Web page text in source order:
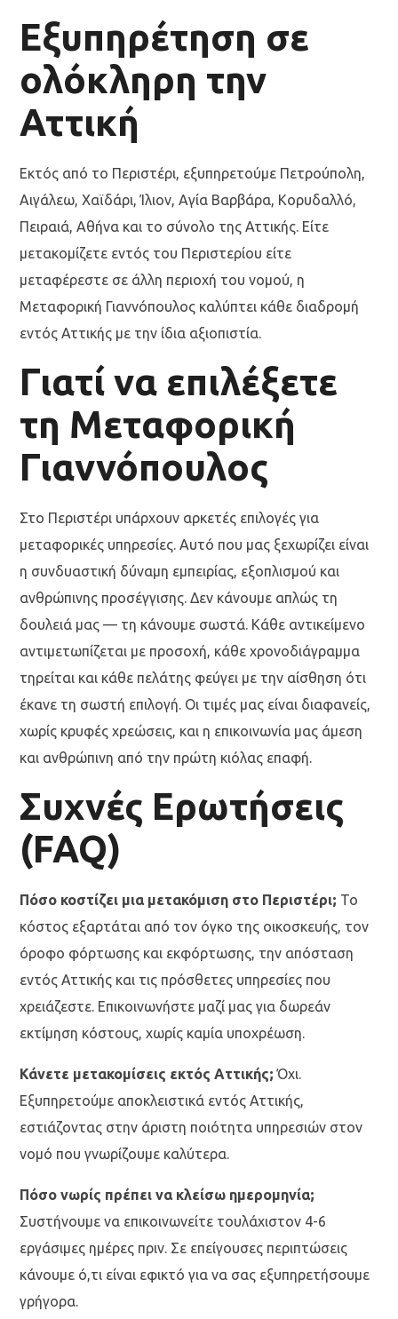
Εξυπηρέτηση σε
ολόκληρη την
Αττική
Εκτός από το Περιστέρι, εξυπηρετούμε Πετρούπολη,
Αιγάλεω, Χαϊδάρι, Ίλιον, Αγία Βαρβάρα, Κορυδαλλό,
Πειραιά, Αθήνα και το σύνολο της Αττικής. Είτε
μετακομίζετε εντός του Περιστερίου είτε
μεταφέρεστε σε άλλη περιοχή του νομού, η
Μεταφορική Γιαννόπουλος καλύπτει κάθε διαδρομή
εντός Αττικής με την ίδια αξιοπιστία.
Γιατί να επιλέξετε
τη Μεταφορική
Γιαννόπουλος
Στο Περιστέρι υπάρχουν αρκετές επιλογές για
μεταφορικές υπηρεσίες. Αυτό που μας ξεχωρίζει είναι
η συνδυαστική δύναμη εμπειρίας, εξοπλισμού και
ανθρώπινης προσέγγισης. Δεν κάνουμε απλώς τη
δουλειά μας — τη κάνουμε σωστά. Κάθε αντικείμενο
αντιμετωπίζεται με προσοχή, κάθε χρονοδιάγραμμα
τηρείται και κάθε πελάτης φεύγει με την αίσθηση ότι
έκανε τη σωστή επιλογή. Οι τιμές μας είναι διαφανείς,
χωρίς κρυφές χρεώσεις, και η επικοινωνία μας άμεση
και ανθρώπινη από την πρώτη κιόλας επαφή.
Συχνές Ερωτήσεις
(FAQ)
Πόσο κοστίζει μια μετακόμιση στο Περιστέρι; Το
κόστος εξαρτάται από τον όγκο της οικοσκευής, τον
όροφο φόρτωσης και εκφόρτωσης, την απόσταση
εντός Αττικής και τις πρόσθετες υπηρεσίες που
χρειάζεστε. Επικοινωνήστε μαζί μας για δωρεάν
εκτίμηση κόστους, χωρίς καμία υποχρέωση.
Κάνετε μετακομίσεις εκτός Αττικής; Όχι.
Εξυπηρετούμε αποκλειστικά εντός Αττικής,
εστιάζοντας στην άριστη ποιότητα υπηρεσιών στον
νομό που γνωρίζουμε καλύτερα.
Πόσο νωρίς πρέπει να κλείσω ημερομηνία;
Συστήνουμε να επικοινωνείτε τουλάχιστον 4-6
εργάσιμες ημέρες πριν. Σε επείγουσες περιπτώσεις
κάνουμε ό,τι είναι εφικτό για να σας εξυπηρετήσουμε
γρήγορα.